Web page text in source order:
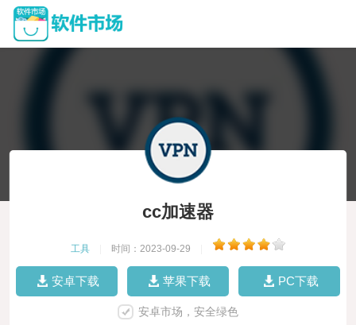
cc加速器
工具 时间：2023-09-29
安卓下载 苹果下载 PC下载
安卓市场，安全绿色